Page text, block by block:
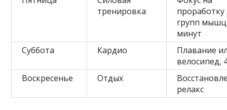
тренировка
проработку
групп
минут
Суббота
Кардио
Плавание
велосипед,
Воскресенье
Отдых
релакс